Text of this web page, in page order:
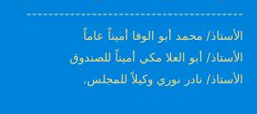
----------------------------------------
الأستاذ/ محمد أبو الوفا أميناً عاماً
الأستاذ/ أبو العلا مكي أميناً للصندوق
الأستاذ/ نادر نوري وكيلاً للمجلس.